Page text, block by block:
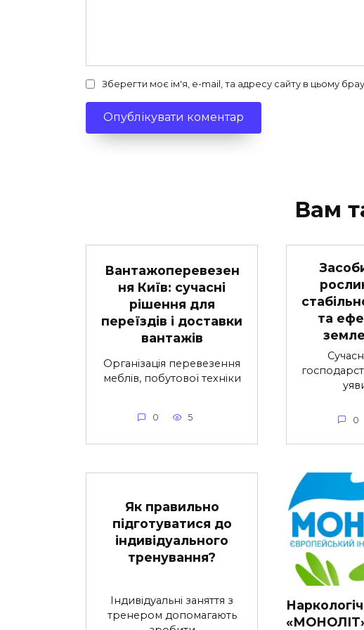
Зберегти моє ім'я, e-mail, та адресу сайту в цьому
Вам
Вантажоперевезен
ня Київ: сучасні
рішення для
переїздів і доставки
вантажів
Організація перевезення
меблів, побутової техніки
0 5
та
0
Як правильно
підготуватися до
індивідуального
тренування?
Індивідуальні заняття з
тренером допомагають